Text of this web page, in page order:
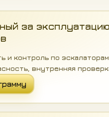
за эксплуатацию
и контроль по
внутренняя